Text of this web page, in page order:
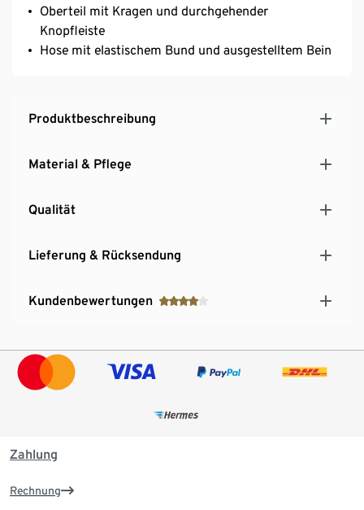
Oberteil mit Kragen und durchgehender
Knopfleiste
Hose mit elastischem Bund und ausgestelltem Bein
Produktbeschreibung
Material & Pflege
Qualität
Lieferung & Rücksendung
Kundenbewertungen
Zahlung
Rechnung